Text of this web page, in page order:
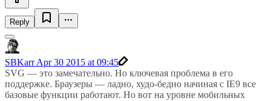
Reply
SBKarrApr 30 2015 at 09:45
SVG — это замечательно. Но ключевая проблема в его
поддержке. Браузеры — ладно, худо-бедно начиная с IE9 все
базовые функции работают. Но вот на уровне мобильных